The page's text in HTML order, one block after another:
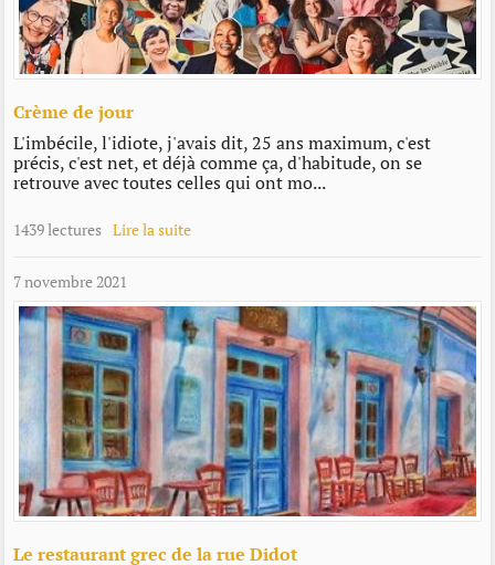
Crème de jour
L'imbécile, l'idiote, j'avais dit, 25 ans maximum, c'est
précis, c'est net, et déjà comme ça, d'habitude, on se
retrouve avec toutes celles qui ont mo...
1439 lectures Lire la suite
7 novembre 2021
Le restaurant grec de la rue Didot